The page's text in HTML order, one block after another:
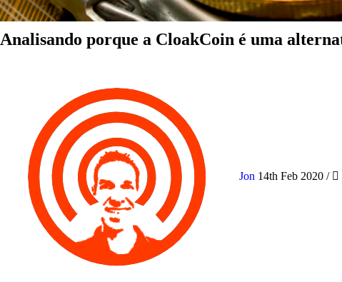
Analisando porque a CloakCoin é uma
Jon 14th Feb 2020 /